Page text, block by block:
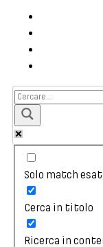
Solo match
Cerca in titolo
Ricerca in